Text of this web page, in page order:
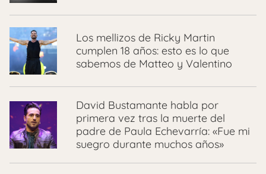
Los mellizos de Ricky Martin
cumplen 18 años: esto es lo que
sabemos de Matteo y Valentino
David Bustamante habla por
primera vez tras la muerte del
padre de Paula Echevarría: «Fue mi
suegro durante muchos años»